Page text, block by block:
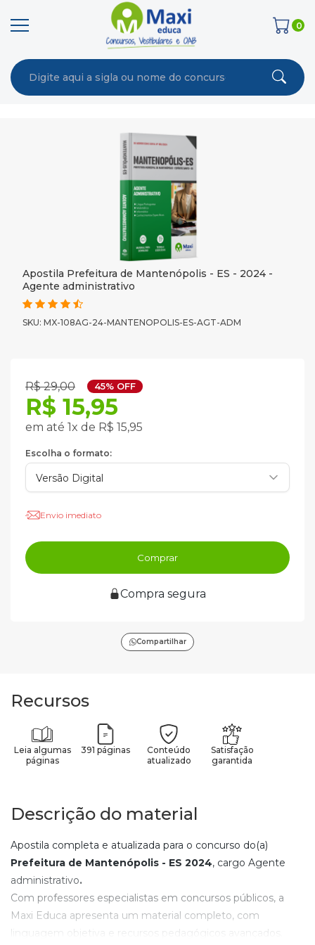
0
Apostila Prefeitura de Mantenópolis - ES - 2024 -
Agente administrativo
SKU: MX-108AG-24-MANTENOPOLIS-ES-AGT-ADM
R$ 29,00 45% OFF
R$ 15,95
em até 1x de R$ 15,95
Escolha o formato:
Envio imediato
Comprar
Compra segura
Compartilhar
Recursos
Leia algumas
páginas
391 páginas
Conteúdo
atualizado
Satisfação
garantida
Descrição do material
Apostila completa e atualizada para o concurso do(a)
Prefeitura de Mantenópolis - ES 2024, cargo Agente
administrativo.
Com professores especialistas em concursos públicos, a
Maxi Educa apresenta um material completo, com
linguagem objetiva e recursos pedagógicos avançados.